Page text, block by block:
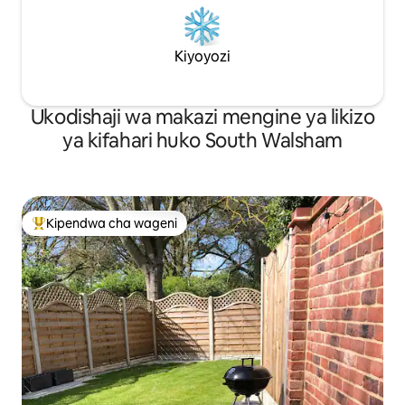
Kiyoyozi
Ukodishaji wa makazi mengine ya likizo
ya kifahari huko South Walsham
Kipendwa maarufu cha wageni
Kipendwa cha wageni